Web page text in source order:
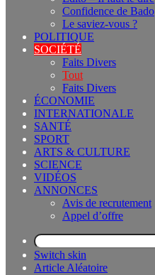
Confidence de Bado
Le saviez-vous ?
POLITIQUE
SOCIÉTÉ
Faits Divers
Tout
Faits Divers
ÉCONOMIE
INTERNATIONALE
SANTÉ
SPORT
ARTS & CULTURE
SCIENCE
VIDÉOS
ANNONCES
Avis de recrutement
Appel d’offre
Switch skin
Article Aléatoire